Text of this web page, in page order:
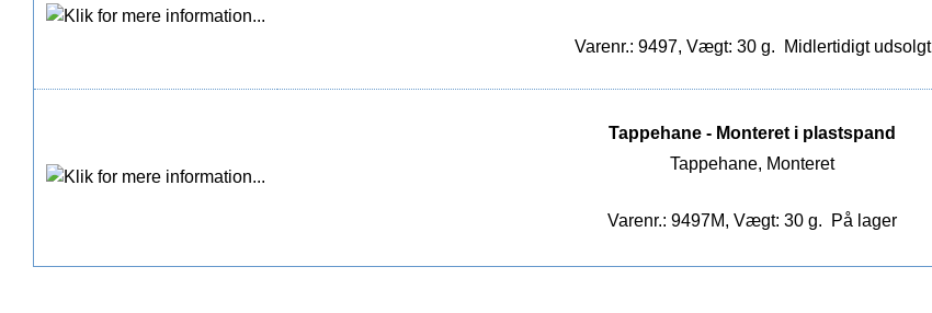
Varenr.: 9497, Vægt: 30 g. Midlertidigt udsolgt
Tappehane - Monteret i plastspand
Tappehane, Monteret
Varenr.: 9497M, Vægt: 30 g. På lager